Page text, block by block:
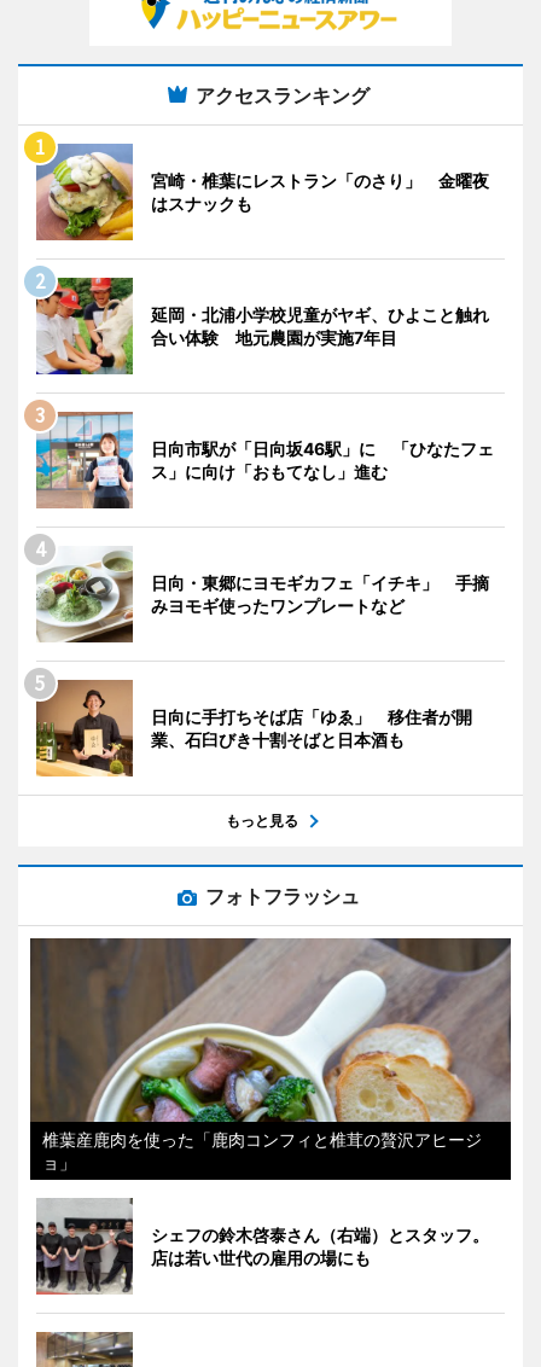
アクセスランキング
宮崎・椎葉にレストラン「のさり」 金曜夜
はスナックも
延岡・北浦小学校児童がヤギ、ひよこと触れ
合い体験 地元農園が実施7年目
日向市駅が「日向坂46駅」に 「ひなたフェ
ス」に向け「おもてなし」進む
日向・東郷にヨモギカフェ「イチキ」 手摘
みヨモギ使ったワンプレートなど
日向に手打ちそば店「ゆゑ」 移住者が開
業、石臼びき十割そばと日本酒も
もっと見る
フォトフラッシュ
椎葉産鹿肉を使った「鹿肉コンフィと椎茸の贅沢アヒージ
ョ」
シェフの鈴木啓泰さん（右端）とスタッフ。
店は若い世代の雇用の場にも